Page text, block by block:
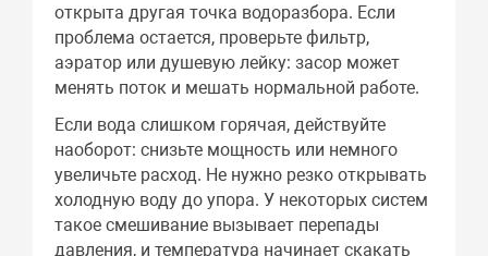
открыта другая точка водоразбора. Если
проблема остается, проверьте фильтр,
аэратор или душевую лейку: засор может
менять поток и мешать нормальной работе.
Если вода слишком горячая, действуйте
наоборот: снизьте мощность или немного
увеличьте расход. Не нужно резко открывать
холодную воду до упора. У некоторых систем
такое смешивание вызывает перепады
давления, и температура начинает скакать